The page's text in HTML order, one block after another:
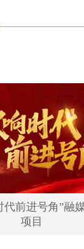
前进号角”融媒体
项目